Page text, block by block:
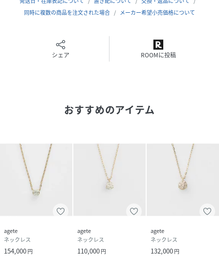
性別タイプ レディース
K18,Yellow,diamond
同時に複数の商品を注文された場合
メーカー希望小売価格について
シェア ROOMに投稿
おすすめのアイテム
agete
ネックレス
154,000円
agete
ネックレス
110,000円
agete
ネックレス
132,000円